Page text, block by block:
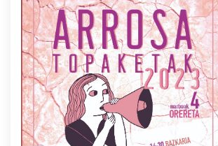
Azaroak 6 Iurretan Arrosa
sarearen IX. topaketak
2021/10/04
Berria egunkarian
elkarrizketa Arrosaren 20
urteez
2021/07/06